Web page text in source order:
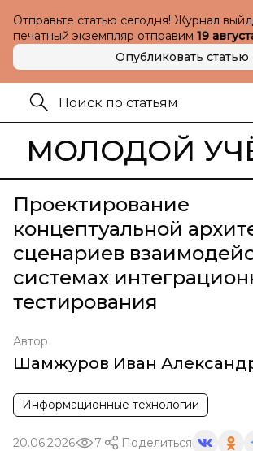
Отправьте статью сегодня! Журнал
печатный экземпляр отправим 19
Опубликовать статью
МОЛОДОЙ
Проектирование
концептуальной
сценариев
системах
тестирования
Автор
Шамжуров Иван
Информационные технологии
20.06.2026 7 Поделиться